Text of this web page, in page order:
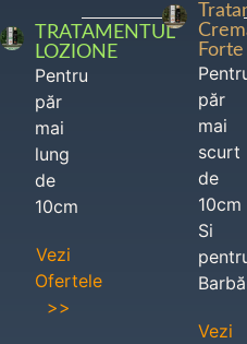
TRATAMENTUL
LOZIONE
Pentru
păr
mai
lung
de
10cm
Vezi
Ofertele
>>
Forte
păr
mai
scurt
de
10cm
Si
Barbă
Vezi